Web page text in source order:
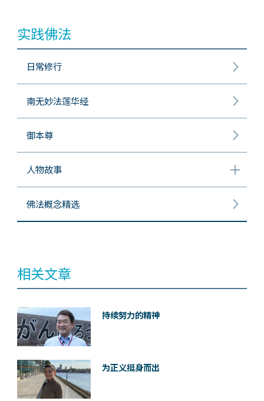
实践佛法
日常修行
南无妙法莲华经
御本尊
人物故事
佛法概念精选
相关文章
持续努力的精神
为正义挺身而出